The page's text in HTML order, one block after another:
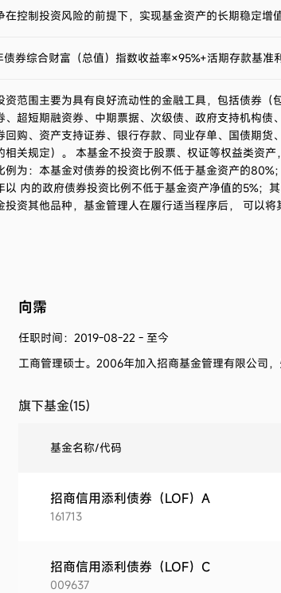
在控制投资风险的前提下，实现基金资产的长期稳定增值
债券综合财富（总值）指数收益率×95%+活期存款基准
资范围主要为具有良好流动性的金融工具，包括债券（
、超短期融资券、中期票据、次级债、政府支持机构
回购、资产支持证券、银行存款、同业存单、国债期
相关规定）。 本基金不投资于股票、权证等权益类资
例为：本基金对债券的投资比例不低于基金资产的
以 内的政府债券投资比例不低于基金资产净值的5%；
投资其他品种，基金管理人在履行适当程序后， 可以将
向霈
任职时间：2019-08-22 - 至今
工商管理硕士。 2006年加入招商基金管理有限公司
旗下基金(15)
基金名称/代码
招商信用添利债券（LOF）A
161713
招商信用添利债券（LOF）C
009637